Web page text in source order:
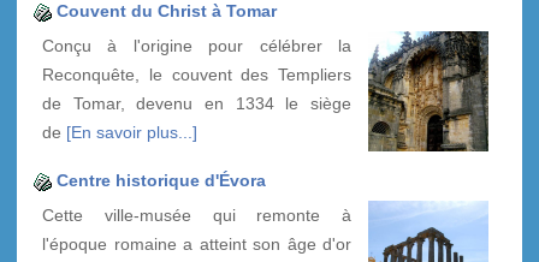
Couvent du Christ à Tomar
Conçu à l'origine pour célébrer la
Reconquête, le couvent des Templiers
de Tomar, devenu en 1334 le siège
de [En savoir plus...]
Centre historique d'Évora
Cette ville-musée qui remonte à
l'époque romaine a atteint son âge d'or